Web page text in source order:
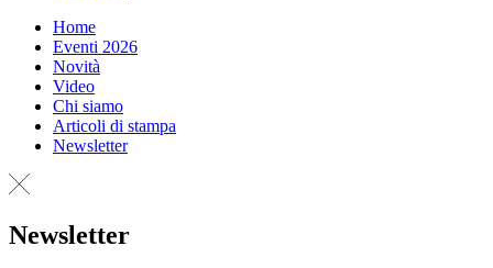
Home
Eventi 2026
Novità
Video
Chi siamo
Articoli di stampa
Newsletter
Newsletter